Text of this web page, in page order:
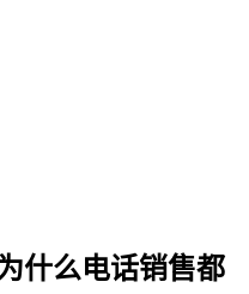
什么电话销售都